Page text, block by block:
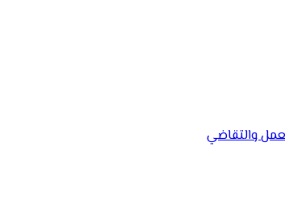
والتقاضي